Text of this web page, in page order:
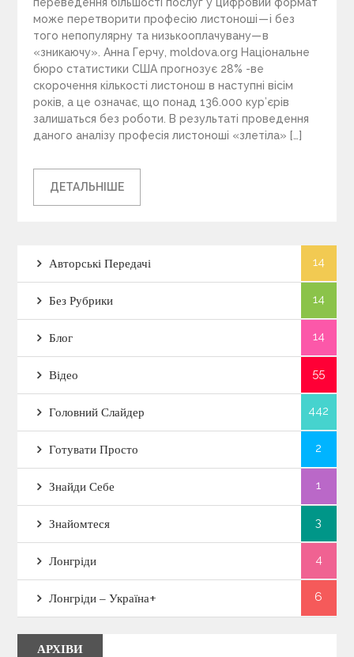
переведення більшості послуг у цифровий формат
може перетворити професію листоноші — і без
того непопулярну та низькооплачувану— в
«зникаючу». Анна Герчу, moldova.org Національне
бюро статистики США прогнозує 28% -ве
скорочення кількості листонош в наступні вісім
років, а це означає, що понад 136.000 кур’єрів
залишаться без роботи. В результаті проведення
даного аналізу професія листоноші «злетіла» […]
ДЕТАЛЬНІШЕ
Авторські Передачі 14
Без Рубрики 14
Блог 14
Відео 55
Головний Слайдер 442
Готувати Просто 2
Знайди Себе 1
Знайомтеся 3
Лонгріди 4
Лонгріди – Україна+ 6
АРХІВИ